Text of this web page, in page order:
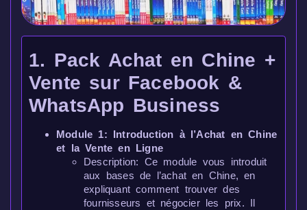
1. Pack Achat en Chine +
Vente sur Facebook &
WhatsApp Business
Module 1: Introduction à l’Achat en Chine
et la Vente en Ligne
Description: Ce module vous introduit
aux bases de l’achat en Chine, en
expliquant comment trouver des
fournisseurs et négocier les prix. Il